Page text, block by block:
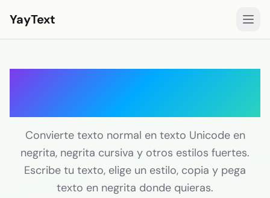
YayText
Fuentes para Facebook
Fuentes para TikTok
Fuentes para Twitter/X
Convierte texto normal en texto Unicode en
negrita, negrita cursiva y otros estilos fuertes.
Escribe tu texto, elige un estilo, copia y pega
texto en negrita donde quieras.